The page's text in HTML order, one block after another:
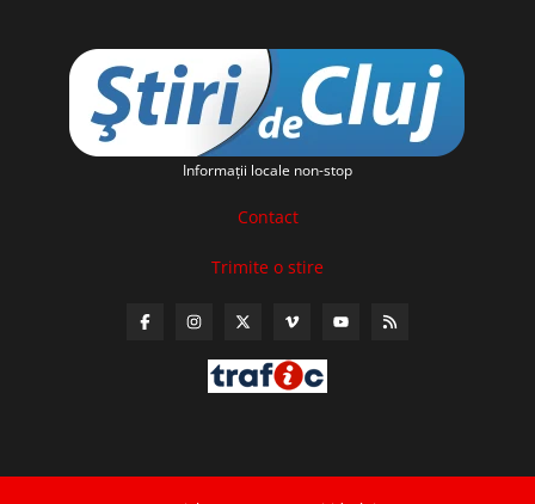
Informaţii locale non-stop
Contact
Trimite o stire